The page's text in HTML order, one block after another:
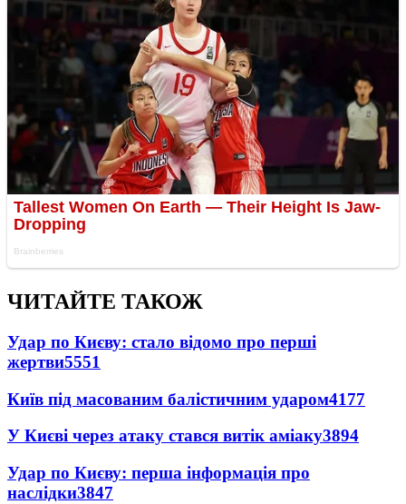
ЧИТАЙТЕ ТАКОЖ
Удар по Києву: стало відомо про перші
жертви5551
Київ під масованим балістичним ударом4177
У Києві через атаку стався витік аміаку3894
Удар по Києву: перша інформація про
наслідки3847